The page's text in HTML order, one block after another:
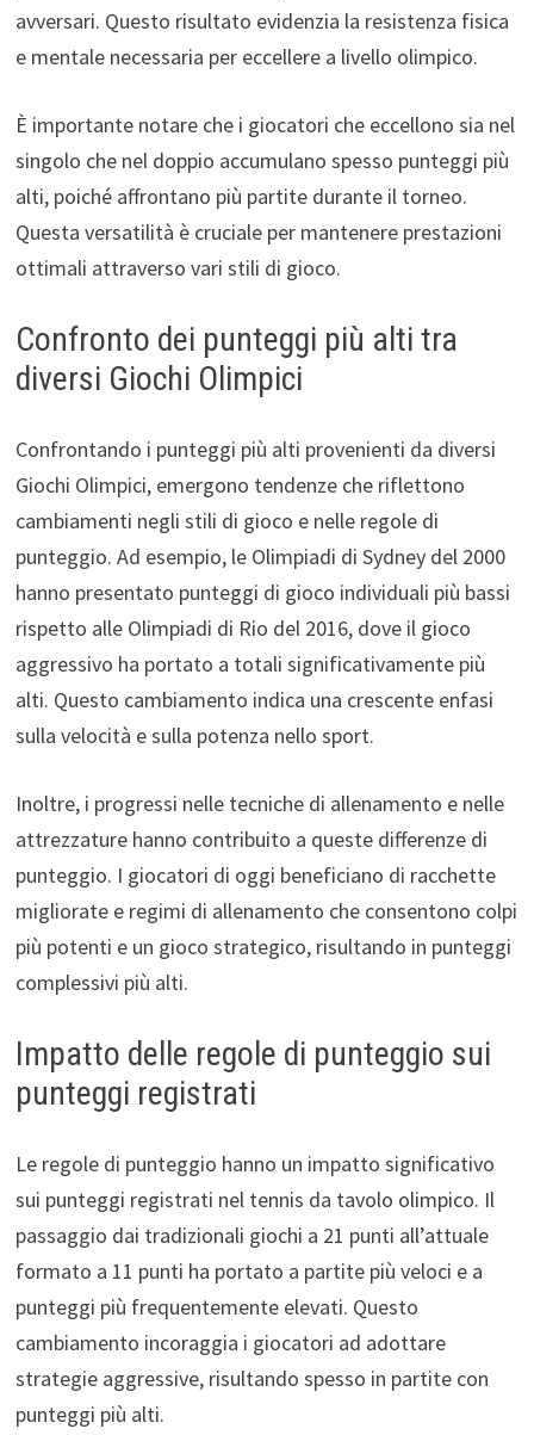
avversari. Questo risultato evidenzia la resistenza fisica
e mentale necessaria per eccellere a livello olimpico.
È importante notare che i giocatori che eccellono sia nel
singolo che nel doppio accumulano spesso punteggi più
alti, poiché affrontano più partite durante il torneo.
Questa versatilità è cruciale per mantenere prestazioni
ottimali attraverso vari stili di gioco.
Confronto dei punteggi più alti tra
diversi Giochi Olimpici
Confrontando i punteggi più alti provenienti da diversi
Giochi Olimpici, emergono tendenze che riflettono
cambiamenti negli stili di gioco e nelle regole di
punteggio. Ad esempio, le Olimpiadi di Sydney del 2000
hanno presentato punteggi di gioco individuali più bassi
rispetto alle Olimpiadi di Rio del 2016, dove il gioco
aggressivo ha portato a totali significativamente più
alti. Questo cambiamento indica una crescente enfasi
sulla velocità e sulla potenza nello sport.
Inoltre, i progressi nelle tecniche di allenamento e nelle
attrezzature hanno contribuito a queste differenze di
punteggio. I giocatori di oggi beneficiano di racchette
migliorate e regimi di allenamento che consentono colpi
più potenti e un gioco strategico, risultando in punteggi
complessivi più alti.
Impatto delle regole di punteggio sui
punteggi registrati
Le regole di punteggio hanno un impatto significativo
sui punteggi registrati nel tennis da tavolo olimpico. Il
passaggio dai tradizionali giochi a 21 punti all’attuale
formato a 11 punti ha portato a partite più veloci e a
punteggi più frequentemente elevati. Questo
cambiamento incoraggia i giocatori ad adottare
strategie aggressive, risultando spesso in partite con
punteggi più alti.